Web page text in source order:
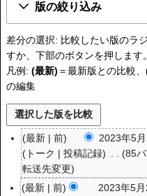
版の絞り込み
差分の選択: 比較したい版のラ
すか、下部のボタンを押します。
凡例: (最新) ＝最新版との比較、
の編集
2
3
最新 前 2023年5
トーク
投稿記録 85
転送先変更
最新
前 2023年5